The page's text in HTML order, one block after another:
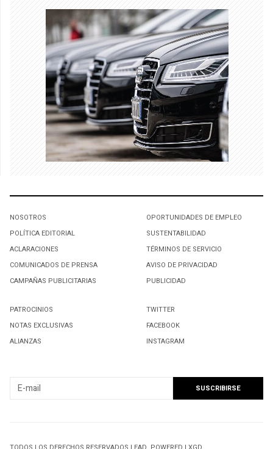
NOSOTROS
POLÍTICA EDITORIAL
ACLARACIONES
COMUNICADOS DE PRENSA
CAMPAÑAS PUBLICITARIAS
OPORTUNIDADES DE EMPLEO
SUSTENTABILIDAD
TÉRMINOS DE SERVICIO
AVISO DE PRIVACIDAD
PUBLICIDAD
PATROCINIOS
NOTAS EXCLUSIVAS
ALIANZAS
TWITTER
FACEBOOK
INSTAGRAM